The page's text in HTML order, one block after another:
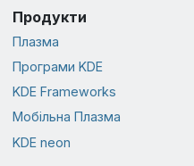
Продукти
Плазма
Програми KDE
KDE Frameworks
Мобільна Плазма
KDE neon